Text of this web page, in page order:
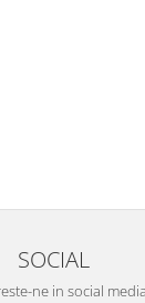
SOCIAL
ne in social media